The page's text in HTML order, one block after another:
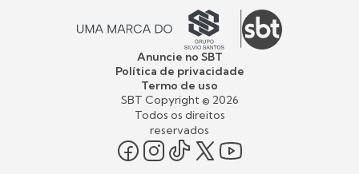
Anuncie no SBT
Política de privacidade
Termo de uso
SBT Copyright © 2026
Todos os direitos
reservados